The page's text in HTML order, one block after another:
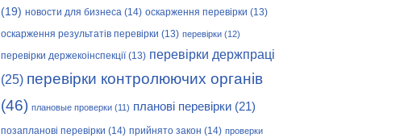
(19) новости для бизнеса(14) оскарження перевірки (13)
оскарження результатів перевірки (13) перевірки(12)
перевірки держекоінспекції(13) перевірки держпраці
(25) перевірки контролюючих органів
(46) плановые проверки(11) планові перевірки(21)
позапланові перевірки (14) прийнято закон (14) проверки